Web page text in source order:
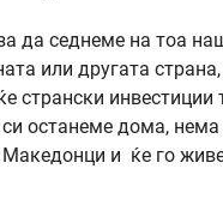
да седнеме на тоа
или другата страна,
странски инвестиции
си останеме дома,
и ќе го